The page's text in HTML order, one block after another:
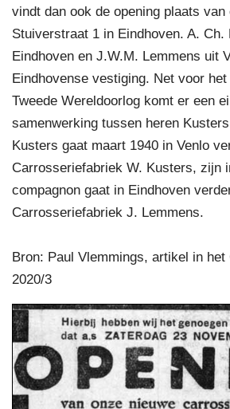
vindt dan ook de opening plaats van
Stuiverstraat 1 in Eindhoven. A.
Eindhoven en J.W.M. Lemmens uit
Eindhovense vestiging. Net voor
Tweede Wereldoorlog komt er een
samenwerking tussen heren
Kusters gaat maart 1940 in Venlo
Carrosseriefabriek W. Kusters, zijn
compagnon gaat in Eindhoven
Carrosseriefabriek J. Lemmens.
Bron: Paul Vlemmings, artikel in het
2020/3